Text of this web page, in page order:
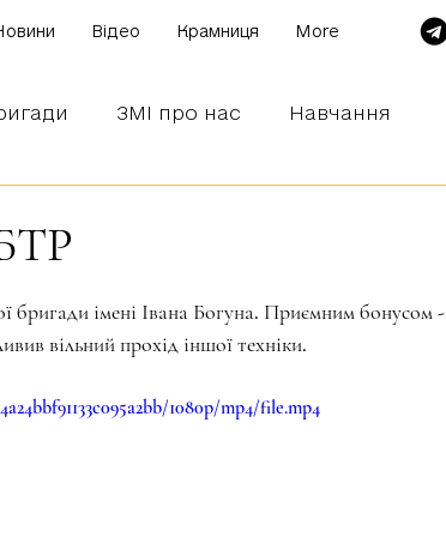
Відео Крамниця More
ЗМІ про нас Навчання
бригади імені Івана Богуна. Приємним бонусом -
вільний прохід іншої техніки.
1080p/mp4/file.mp4